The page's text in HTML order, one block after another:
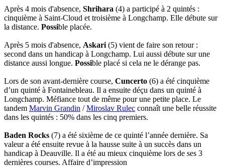
Après 4 mois d'absence, Shrihara (4) a participé à 2 quintés :
cinquième à Saint-Cloud et troisième à Longchamp. Elle débute sur
la distance. Possible placée.
Après 5 mois d'absence, Askari (5) vient de faire son retour :
second dans un handicap à Longchamp. Lui aussi débute sur une
distance aussi longue. Possible placé si cela ne le dérange pas.
Lors de son avant-dernière course, Cuncerto (6) a été cinquième
d’un quinté à Fontainebleau. Il a ensuite déçu dans un quinté à
Longchamp. Méfiance tout de même pour une petite place. Le
tandem Marvin Grandin /Miroslav Rulec connaît une belle réussite
dans les quintés : 50% dans les cinq premiers.
Baden Rocks (7) a été sixième de ce quinté l’année dernière. Sa
valeur a été ensuite revue à la hausse suite à un succès dans un
handicap à Deauville. Il a été au mieux cinquième lors de ses 3
dernières courses. Affaire d’impression